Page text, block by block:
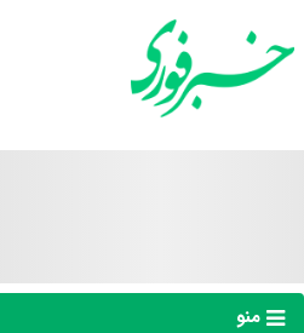
منو